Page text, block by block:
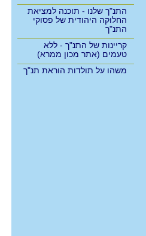
התנ"ך שלנו - תוכנה למציאת
החלוקה היהודית של פסוקי
התנ"ך
קריינות של התנ"ך - ללא
טעמים (אתר מכון ממרא)
משהו על תולדות הוראת תנ"ך